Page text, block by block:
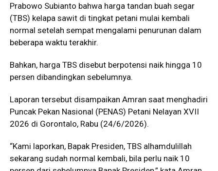
Prabowo Subianto bahwa harga tandan buah segar
(TBS) kelapa sawit di tingkat petani mulai kembali
normal setelah sempat mengalami penurunan dalam
beberapa waktu terakhir.
Bahkan, harga TBS disebut berpotensi naik hingga 10
persen dibandingkan sebelumnya.
Laporan tersebut disampaikan Amran saat menghadiri
Puncak Pekan Nasional (PENAS) Petani Nelayan XVII
2026 di Gorontalo, Rabu (24/6/2026).
“Kami laporkan, Bapak Presiden, TBS alhamdulillah
sekarang sudah normal kembali, bila perlu naik 10